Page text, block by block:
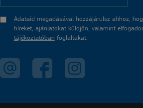
Adataid megadásával hozzájárulsz ahhoz,
híreket, ajánlatokat küldjön, valamint
tájékoztatóban foglaltakat.